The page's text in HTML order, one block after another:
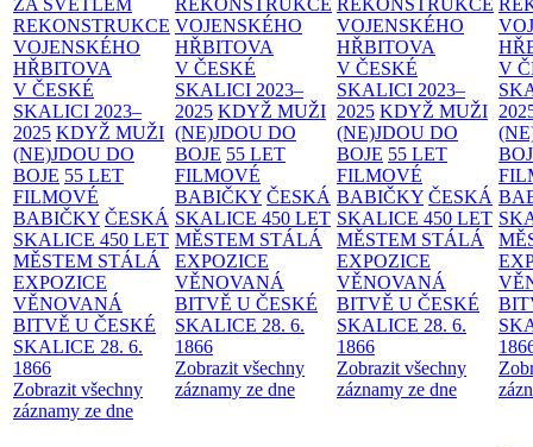
ZA SVĚTLEM
REKONSTRUKCE
VOJENSKÉHO
HŘBITOVA
V ČESKÉ
SKALICI 2023–
2025 KDYŽ MUŽI
(NE)JDOU DO
BOJE 55 LET
FILMOVÉ
BABIČKY ČESKÁ
SKALICE 450 LET
MĚSTEM STÁLÁ
EXPOZICE
VĚNOVANÁ
BITVĚ U ČESKÉ
SKALICE 28. 6.
1866
Zobrazit všechny
záznamy ze dne
REKONSTRUKCE
VOJENSKÉHO
HŘBITOVA
V ČESKÉ
SKALICI 2023–
2025 KDYŽ MUŽI
(NE)JDOU DO
BOJE 55 LET
FILMOVÉ
BABIČKY ČESKÁ
SKALICE 450 LET
MĚSTEM STÁLÁ
EXPOZICE
VĚNOVANÁ
BITVĚ U ČESKÉ
SKALICE 28. 6.
1866
Zobrazit všechny
záznamy ze dne
REKONSTRUKCE
VOJENSKÉHO
HŘBITOVA
V ČESKÉ
SKALICI 2023–
2025 KDYŽ MUŽI
(NE)JDOU DO
BOJE 55 LET
FILMOVÉ
BABIČKY ČESKÁ
SKALICE 450 LET
MĚSTEM STÁLÁ
EXPOZICE
VĚNOVANÁ
BITVĚ U ČESKÉ
SKALICE 28. 6.
1866
Zobrazit všechny
záznamy ze dne
V